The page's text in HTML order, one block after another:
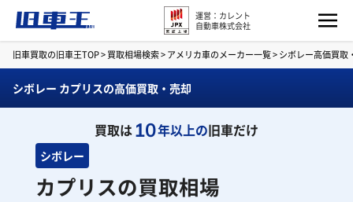
運営：カレント
自動車株式会社
旧車買取の旧車王TOP>買取相場検索>アメリカ車のメーカー一覧>シボレー高価買取
シボレー カプリスの高価買取・売却
買取は10年以上の旧車だけ
シボレー
カプリスの買取相場